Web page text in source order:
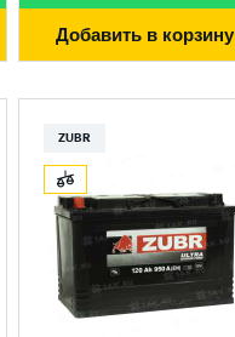
Добавить в корзину
ZUBR